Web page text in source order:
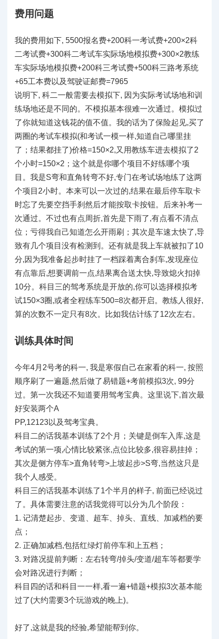
费用问题
我的费用如下, 5500报名费+200科一考试费+200×2科
二考试费+300科二考试车实际场地模拟费+300×2教练
车实际场地模拟费+200科三考试费+500科三路考系统
+65工本费以及驾驶证邮费=7965
说明下, 科二一般需要去模拟下, 因为实际考试场地和训
练场地还是不同的。不模拟基本很难一次通过。模拟过
了你就知道这钱花的值不值。我的话为了保险起见,买了
两圈的考试车模拟(和考试一模一样,知道自己哪里挂
了；结果都挂了)价格=150×2,又用教练车进去模拟了2
个小时=150×2；这个就是你哪个项目不好练哪个项
目。我是S弯和直角转弯不好,专门在考试场地练了这两
个项目2小时。本来可以一次过的,结果在最后停车取卡
时忘了先要空挡手刹然后才能按取卡按钮。后来补考一
次通过。不过也有点周折,首先是下雨了,有点看不清点
位；亏得我自己知道怎么开雨刷；其次是车速太快了,导
致有几个项目没有检测到。还有就是我上车就被扣了10
分,因为我准备起步时挂了一档踩着离合刹车,发现座位
有点靠后,想要调前一点,结果离合送太快,导致熄火扣掉
10分。科目三的驾考系统是开放的,你可以选择模拟考
试150×3圈,或者全程练车500=8次都开启。教练人很好,
算的次数不一定只有8次。比如我估计练了12次左右。
训练具体时间
今年4月2号考的科一, 我是寒假自己在家看的科一, 按照
顺序刷了一遍题,然后做了易错题+考前模拟3次, 99分
过。第一次我还不知道要用驾考宝典。这里说下,首次最
好安装两个A
PP,12123以及驾考宝典。
科目二的话我基本训练了2个月；关键是倒车入库,这是
考试的第一项,心情比较紧张,点位比较多,很容易挂掉；
其次是侧方停车>直角转弯>上坡起步>S弯,当然这只是
我个人感受。
科目三的话我基本训练了1个半月的样子, 前面已经说过
了。具体需要注意的话我觉得可以分为几个阶段：
1. 记清楚起步、变道、超车、掉头、直线、加减档的要
点；
2. 正确加减档,包括红绿灯前停车和上五档；
3. 对路况提前判断：左右转弯/掉头/变道/超车等都要学
会对路况进行判断；
科目四的话和科目一一样,看一遍+错题+模拟3次基本能
过了(大约需要3个玩游戏的晚上)。
好了,这就是我的经验,希望能帮到你。